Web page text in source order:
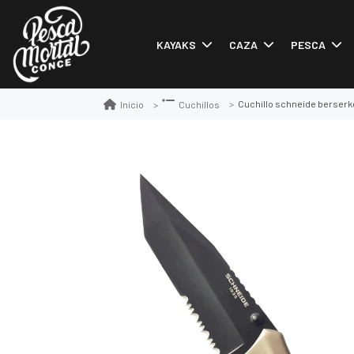
KAYAKS CAZA PESCA
Inicio Cuchillos Cuchillo schneide